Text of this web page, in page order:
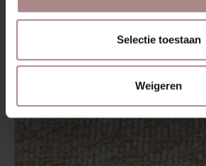
Selectie toestaan
Weigeren